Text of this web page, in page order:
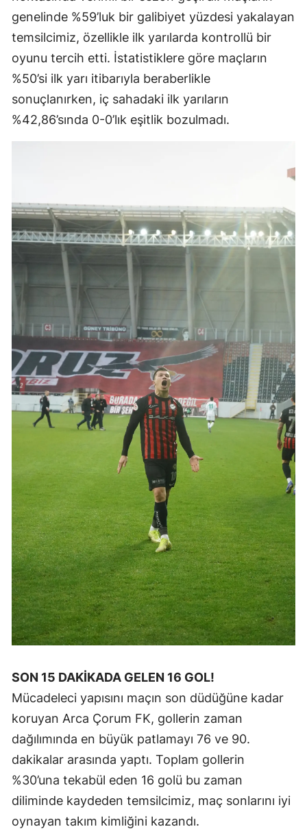
Samsun
Sinop
Sivas
Tunceli
Şanlıurfa
Yozgat
Zonguldak
Aksaray
Bayburt
Batman
Şırnak
Bartın
Ardahan
Iğdır
Yalova
Kilis
Osmaniye
Düzce
genelinde %59’luk bir galibiyet yüzdesi yakalayan
temsilcimiz, özellikle ilk yarılarda kontrollü bir
oyunu tercih etti. İstatistiklere göre maçların
%50’si ilk yarı itibarıyla beraberlikle
sonuçlanırken, iç sahadaki ilk yarıların
%42,86’sında 0-0’lık eşitlik bozulmadı.
SON 15 DAKİKADA GELEN 16 GOL!
Mücadeleci yapısını maçın son düdüğüne kadar
koruyan Arca Çorum FK, gollerin zaman
dağılımında en büyük patlamayı 76 ve 90.
dakikalar arasında yaptı. Toplam gollerin
%30’una tekabül eden 16 golü bu zaman
diliminde kaydeden temsilcimiz, maç sonlarını iyi
oynayan takım kimliğini kazandı.